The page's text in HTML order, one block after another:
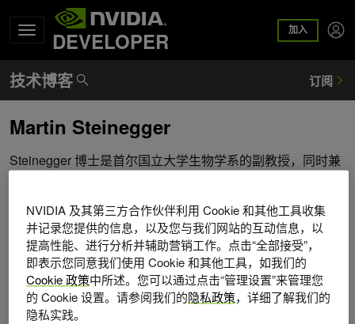
DEVELOPER 加入
Martin Steinegger
Steinegger 博士是首尔国立大学生物学系的副教授，同时兼
集的分析方法。该团队在生物信息学领域的贡献包括广泛用
于预测结构 (ColabFold/AlphaFold2)、集群 (Linclust)、组装
(Plass) 和搜索序列 (MMseqs2) 以及蛋白质结构 (Foldseek)
的工具。其团队的软件和 Web 服务已安装使用数百万次。
Steinegger 博士是所在机构开放科学和开源的国际化倡导
者。
NVIDIA 及其第三方合作伙伴利用 Cookie 和其他工具收集
并记录您提供的信息，以及您与我们网站的互动信息，以
提高性能、进行分析并辅助营销工作。点击“全部接受”，
即表示您同意我们使用 Cookie 和其他工具，如我们的
Cookie 政策中所述。您可以通过点击“管理设置”来管理您
的 Cookie 设置。请参阅我们的隐私政策，详细了解我们的
隐私实践。